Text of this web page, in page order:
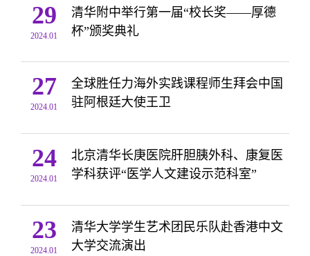
29
2024.01
清华附中举行第一届“校长奖——厚德
杯”颁奖典礼
27
2024.01
全球胜任力海外实践课程师生拜会中国
驻阿根廷大使王卫
24
2024.01
北京清华长庚医院肝胆胰外科、康复医
学科获评“医学人文建设示范科室”
23
2024.01
清华大学学生艺术团民乐队赴香港中文
大学交流演出